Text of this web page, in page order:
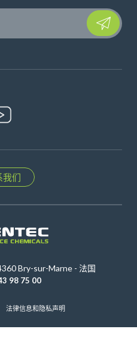
Please
我们
Bry-sur-Marne - 法国
98 75 00
法律信息和隐私声明